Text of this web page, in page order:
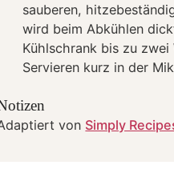
sauberen,
wird beim Abkühlen
Kühlschrank bis zu
Servieren kurz in der
von Simply